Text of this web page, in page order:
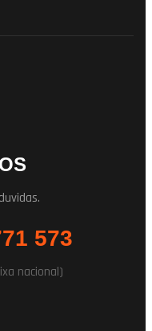
573
nacional)